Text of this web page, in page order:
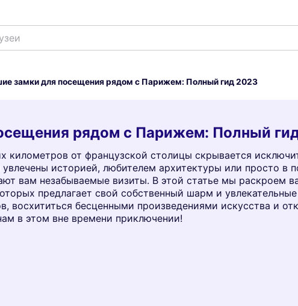
замки для посещения рядом с Парижем: Полный гид 2023
рядом с Парижем: Полный
километров от французской столицы скрывается
историей, любителем архитектуры или просто в
вам незабываемые визиты. В этой статье мы раскроем
предлагает свой собственный шарм и увлекательные
восхититься бесценными произведениями искусства и
в этом вне времени приключении!